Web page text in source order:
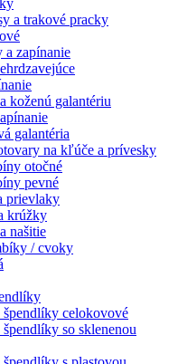
a trakové pracky
a zapínanie
koženú galantériu
galantéria
na kľúče a prívesky
otočné
pevné
prievlaky
krúžky
našitie
/ cvoky
špendlíky celokovové
so sklenenou